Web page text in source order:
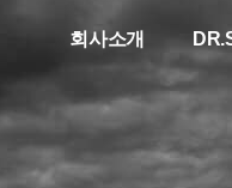
회사소개